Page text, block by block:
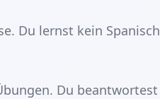
Du lernst kein Spanisch
Du beantwortest